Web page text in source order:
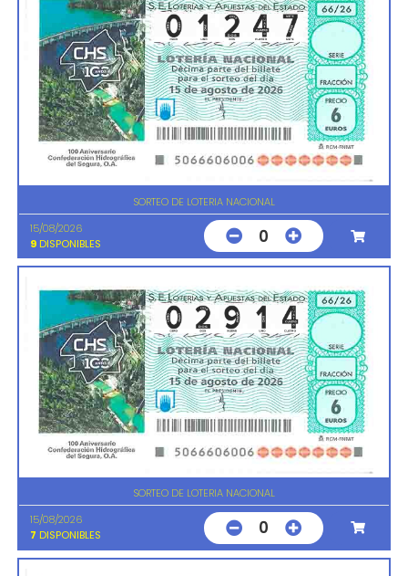
SORTEO DE LOTERIA NACIONAL
15/08/2026
9 DISPONIBLES 0
SORTEO DE LOTERIA NACIONAL
15/08/2026
7 DISPONIBLES 0